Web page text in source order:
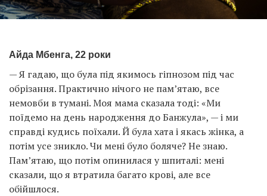
Айда Мбенга, 22 роки
— Я гадаю, що була під якимось гіпнозом під час
обрізання. Практично нічого не пам’ятаю, все
немовби в тумані. Моя мама сказала тоді: «Ми
поїдемо на день народження до Банжула», — і ми
справді кудись поїхали. Й була хата і якась жінка, а
потім усе зникло. Чи мені було боляче? Не знаю.
Пам’ятаю, що потім опинилася у шпиталі: мені
сказали, що я втратила багато крові, але все
обійшлося.